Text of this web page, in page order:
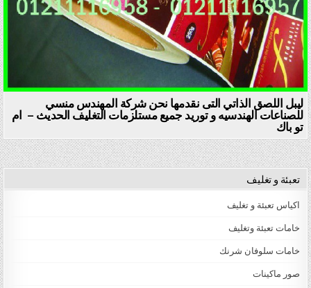
ليبل اللصق الذاتي التى نقدمها نحن شركة المهندس منسي
للصناعات الهندسيه و توريد جميع مستلزمات التغليف الحديث – ام
تو باك
تعبئة و تغليف
اكياس تعبئة و تغليف
خامات تعبئة وتغليف
خامات سلوفان شرنك
صور ماكينات